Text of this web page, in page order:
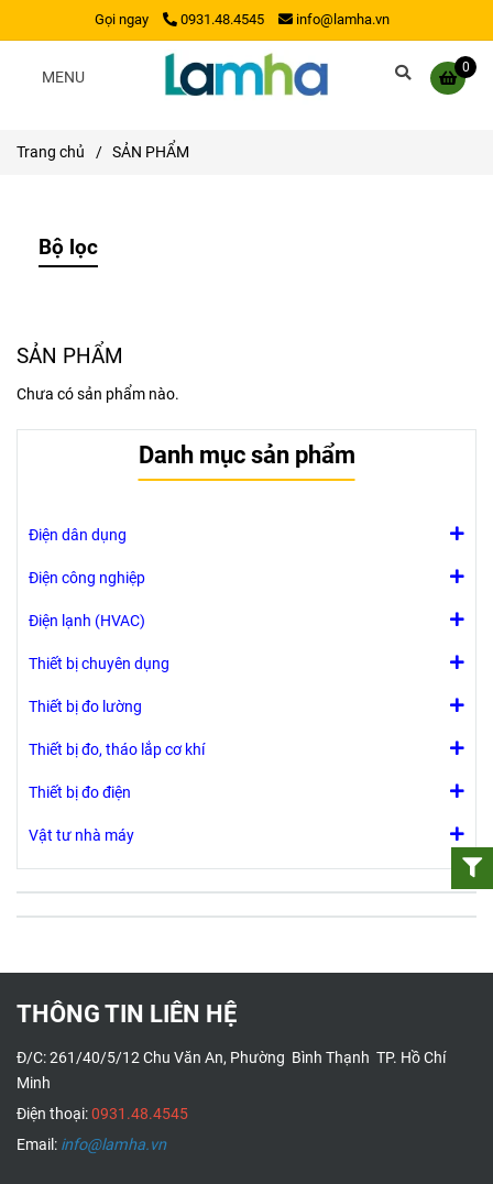
Gọi ngay 0931.48.4545 info@lamha.vn
0
MENU
Trang chủ / SẢN PHẨM
Bộ lọc
SẢN PHẨM
Chưa có sản phẩm nào.
Danh mục sản phẩm
Điện dân dụng
Điện công nghiệp
Điện lạnh (HVAC)
Thiết bị chuyên dụng
Thiết bị đo lường
Thiết bị đo, tháo lắp cơ khí
Thiết bị đo điện
Vật tư nhà máy
THÔNG TIN LIÊN HỆ
Đ/C: 261/40/5/12 Chu Văn An, Phường Bình Thạnh TP. Hồ Chí
Minh
Điện thoại:0931.48.4545
Email: info@lamha.vn